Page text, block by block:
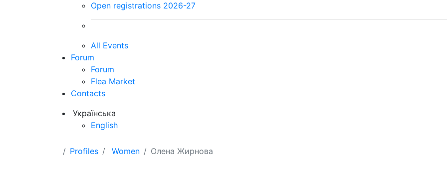
Open registrations 2026-27
All Events
Forum
Forum
Flea Market
Contacts
Українська
English
Profiles Women Олена Жирнова